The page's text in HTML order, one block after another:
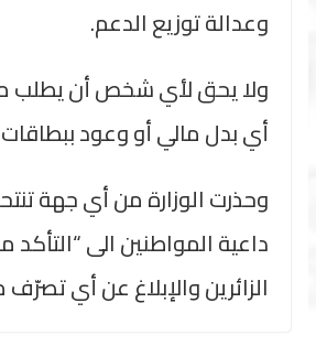
وعدالة توزيع الدعم.
ولا يحق لأي شخص أن يطلب
أي بدل مالي أو وعود
وحذرت الوزارة من أي جهة
داعية المواطنين الى
الزائرين والإبلاغ عن أي